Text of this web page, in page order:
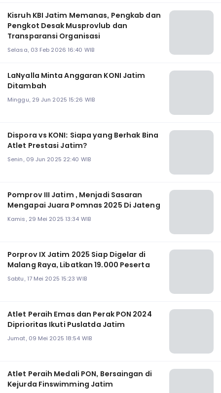
Kisruh KBI Jatim Memanas, Pengkab dan
Pengkot Desak Musprovlub dan
Transparansi Organisasi
Selasa, 03 Feb 2026 16:40 WIB
LaNyalla Minta Anggaran KONI Jatim
Ditambah
Minggu, 29 Jun 2025 15:26 WIB
Dispora vs KONI: Siapa yang Berhak Bina
Atlet Prestasi Jatim?
Senin, 09 Jun 2025 22:40 WIB
Pomprov III Jatim , Menjadi Sasaran
Mengapai Juara Pomnas 2025 Di Jateng
Kamis, 29 Mei 2025 13:34 WIB
Porprov IX Jatim 2025 Siap Digelar di
Malang Raya, Libatkan 19.000 Peserta
Sabtu, 17 Mei 2025 15:23 WIB
Atlet Peraih Emas dan Perak PON 2024
Diprioritas Ikuti Puslatda Jatim
Jumat, 09 Mei 2025 18:54 WIB
Atlet Peraih Medali PON, Bersaingan di
Kejurda Finswimming Jatim